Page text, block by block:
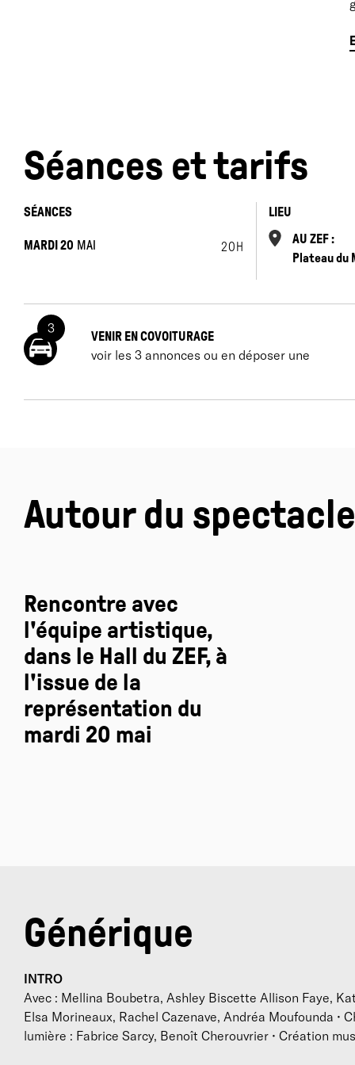
Séances et tarifs
SÉANCES
MARDI 20 MAI 20H
LIEU
AU ZEF :
Plateau du
3
VENIR EN COVOITURAGE
voir les 3 annonces ou en déposer une
Autour du spectacle
Rencontre avec
l'équipe artistique,
dans le Hall du ZEF, à
l'issue de la
représentation du
mardi 20 mai
Générique
INTRO
Avec : Mellina Boubetra, Ashley Biscette Allison Faye,
Elsa Morineaux, Rachel Cazenave, Andréa Moufounda •
lumière : Fabrice Sarcy, Benoît Cherouvrier • Création